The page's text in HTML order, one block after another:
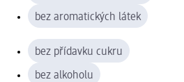
bez aromatických látek
bez přídavku cukru
bez alkoholu